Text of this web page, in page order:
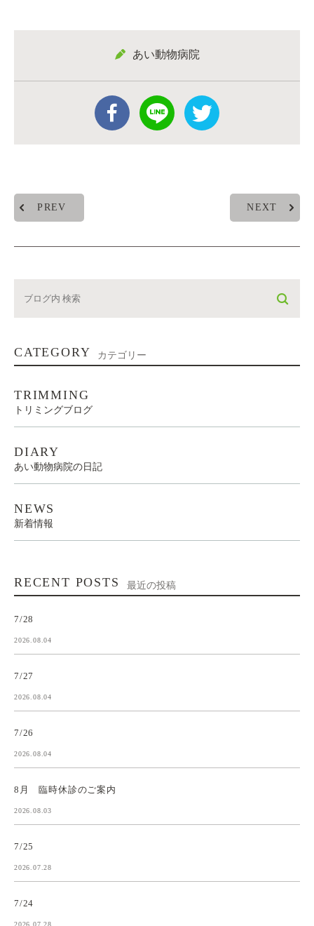
あい動物病院
PREV NEXT
CATEGORY カテゴリー
TRIMMING
トリミングブログ
DIARY
あい動物病院の日記
NEWS
新着情報
RECENT POSTS 最近の投稿
7/28
2026.08.04
7/27
2026.08.04
7/26
2026.08.04
8月 臨時休診のご案内
2026.08.03
7/25
2026.07.28
7/24